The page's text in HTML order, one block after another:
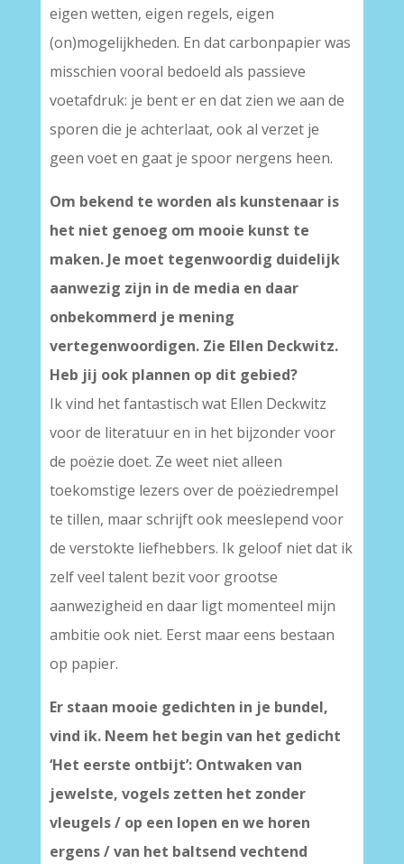
eigen wetten, eigen regels, eigen
(on)mogelijkheden. En dat carbonpapier was
misschien vooral bedoeld als passieve
voetafdruk: je bent er en dat zien we aan de
sporen die je achterlaat, ook al verzet je
geen voet en gaat je spoor nergens heen.
Om bekend te worden als kunstenaar is
het niet genoeg om mooie kunst te
maken. Je moet tegenwoordig duidelijk
aanwezig zijn in de media en daar
onbekommerd je mening
vertegenwoordigen. Zie Ellen Deckwitz.
Heb jij ook plannen op dit gebied?
Ik vind het fantastisch wat Ellen Deckwitz
voor de literatuur en in het bijzonder voor
de poëzie doet. Ze weet niet alleen
toekomstige lezers over de poëziedrempel
te tillen, maar schrijft ook meeslepend voor
de verstokte liefhebbers. Ik geloof niet dat ik
zelf veel talent bezit voor grootse
aanwezigheid en daar ligt momenteel mijn
ambitie ook niet. Eerst maar eens bestaan
op papier.
Er staan mooie gedichten in je bundel,
vind ik. Neem het begin van het gedicht
‘Het eerste ontbijt’: Ontwaken van
jewelste, vogels zetten het zonder
vleugels / op een lopen en we horen
ergens / van het baltsend vechtend